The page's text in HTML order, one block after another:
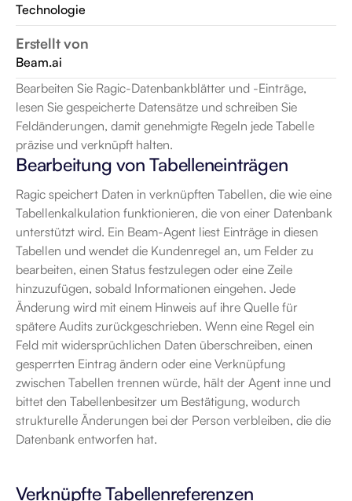
Technologie
Erstellt von
Beam.ai
Bearbeiten Sie Ragic-Datenbankblätter und -Einträge,
lesen Sie gespeicherte Datensätze und schreiben Sie
Feldänderungen, damit genehmigte Regeln jede Tabelle
präzise und verknüpft halten.
Bearbeitung von Tabelleneinträgen
Ragic speichert Daten in verknüpften Tabellen, die wie eine
Tabellenkalkulation funktionieren, die von einer Datenbank
unterstützt wird. Ein Beam-Agent liest Einträge in diesen
Tabellen und wendet die Kundenregel an, um Felder zu
bearbeiten, einen Status festzulegen oder eine Zeile
hinzuzufügen, sobald Informationen eingehen. Jede
Änderung wird mit einem Hinweis auf ihre Quelle für
spätere Audits zurückgeschrieben. Wenn eine Regel ein
Feld mit widersprüchlichen Daten überschreiben, einen
gesperrten Eintrag ändern oder eine Verknüpfung
zwischen Tabellen trennen würde, hält der Agent inne und
bittet den Tabellenbesitzer um Bestätigung, wodurch
strukturelle Änderungen bei der Person verbleiben, die die
Datenbank entworfen hat.
Verknüpfte Tabellenreferenzen